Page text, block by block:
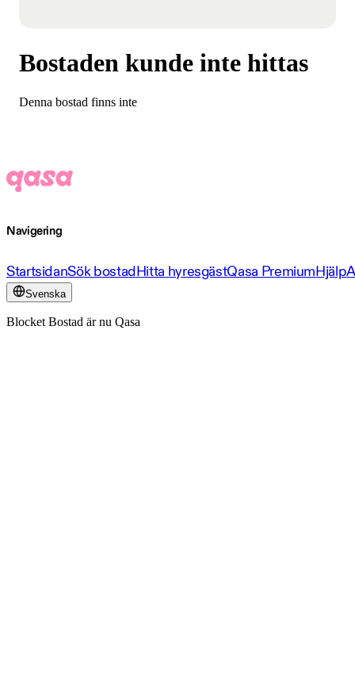
Bostaden kunde inte hittas
Denna bostad finns inte
Navigering
StartsidanSök bostadHitta hyresgästQasa PremiumHjälp
Svenska
Blocket Bostad är nu Qasa